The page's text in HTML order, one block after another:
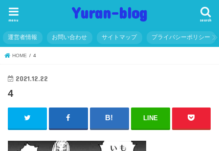
Yuran-blog search
menu
運営者情報 お問い合わせ サイトマップ プライバシーポリシー
HOME 4
2021.12.22
4
LINE